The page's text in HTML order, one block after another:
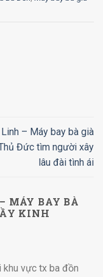
– Máy bay bà già
Đức tìm người xây
lâu đài tình ái
MÁY BAY BÀ
KINH
khu vực tx ba đồn